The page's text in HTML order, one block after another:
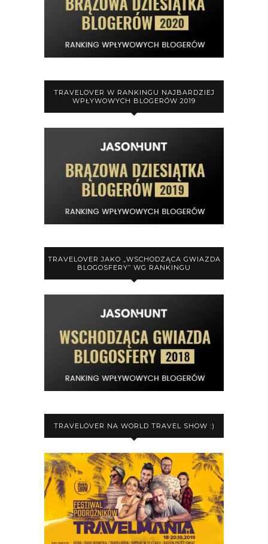
TRAVELOVER W RANKINGU NAJBARDZIEJ
WPŁYWOWYCH BLOGERÓW 2019
TRAVELOVER JAKO „WSCHODZĄCA GWIAZDA
BLOGOSFERY” WG RANKINGU
TRAVELOVER NA WORLD TRAVEL SHOW :)